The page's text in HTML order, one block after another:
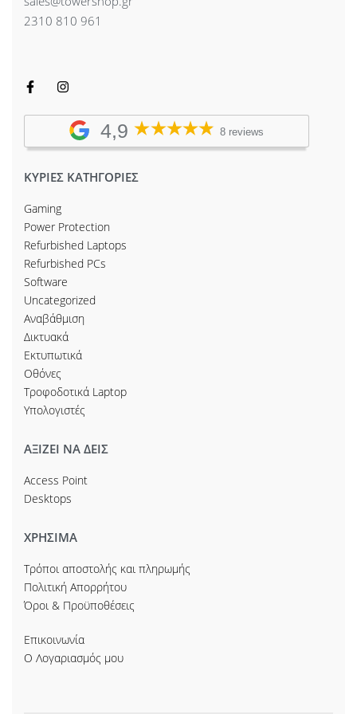
2310 810 961
4,9 8 reviews
ΚΥΡΙΕΣ ΚΑΤΗΓΟΡΙΕΣ
Gaming
Power Protection
Refurbished Laptops
Refurbished PCs
Software
Uncategorized
Αναβάθμιση
Δικτυακά
Εκτυπωτικά
Οθόνες
Τροφοδοτικά Laptop
Υπολογιστές
ΑΞΙΖΕΙ ΝΑ ΔΕΙΣ
Access Point
Desktops
ΧΡΗΣΙΜΑ
Τρόποι αποστολής και πληρωμής
Πολιτική Απορρήτου
Όροι & Προϋποθέσεις
Επικοινωνία
Ο Λογαριασμός μου